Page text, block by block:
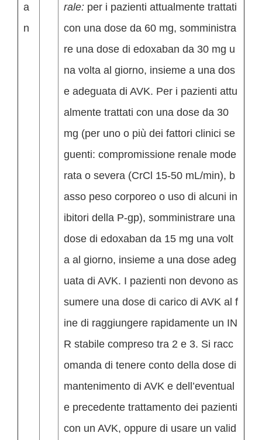
a
n
rale: per i pazienti attualmente trattati
con una dose da 60 mg, somministra
re una dose di edoxaban da 30 mg u
na volta al giorno, insieme a una dos
e adeguata di AVK. Per i pazienti attu
almente trattati con una dose da 30
mg (per uno o più dei fattori clinici se
guenti: compromissione renale mode
rata o severa (CrCl 15-50 mL/min), b
asso peso corporeo o uso di alcuni in
ibitori della P-gp), somministrare una
dose di edoxaban da 15 mg una volt
a al giorno, insieme a una dose adeg
uata di AVK. I pazienti non devono as
sumere una dose di carico di AVK al f
ine di raggiungere rapidamente un IN
R stabile compreso tra 2 e 3. Si racc
omanda di tenere conto della dose di
mantenimento di AVK e dell’eventual
e precedente trattamento dei pazienti
con un AVK, oppure di usare un valid